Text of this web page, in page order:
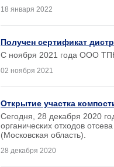
18 января 2022
Получен сертификат
С ноября 2021 года ООО
02 ноября 2021
Открытие участка
Сегодня, 28 декабря 2020
органических отходов
(Московская область).
28 декабря 2020